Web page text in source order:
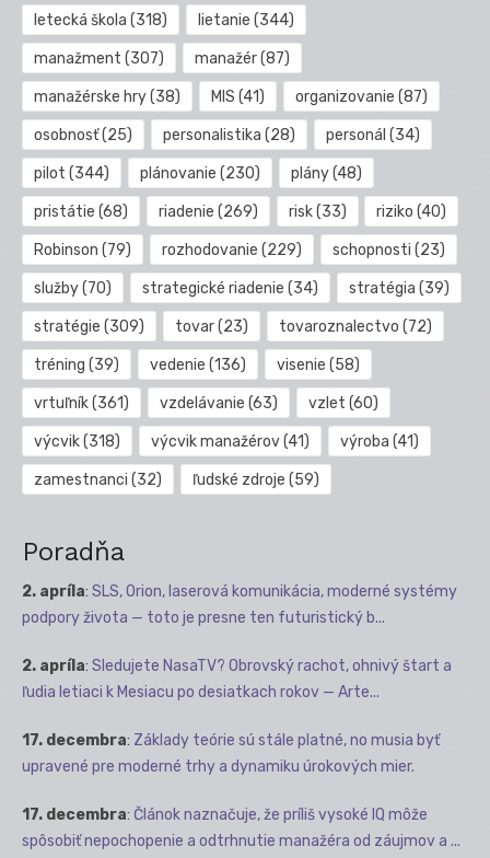
letecká škola (318) lietanie (344)
manažment (307) manažér(87)
manažérske hry(38) MIS (41) organizovanie (87)
osobnosť(25) personalistika (28) personál (34)
pilot (344) plánovanie (230) plány(48)
pristátie (68) riadenie (269) risk(33) riziko (40)
Robinson (79) rozhodovanie (229) schopnosti (23)
služby(70) strategické riadenie (34) stratégia (39)
stratégie (309) tovar(23) tovaroznalectvo (72)
tréning (39) vedenie (136) visenie (58)
vrtuľník(361) vzdelávanie (63) vzlet (60)
výcvik(318) výcvik manažérov(41) výroba (41)
zamestnanci (32) ľudské zdroje (59)
Poradňa
2. apríla: SLS, Orion, laserová komunikácia, moderné systémy
podpory života — toto je presne ten futuristický b...
2. apríla: Sledujete NasaTV? Obrovský rachot, ohnivý štart a
ľudia letiaci k Mesiacu po desiatkach rokov — Arte...
17. decembra: Základy teórie sú stále platné, no musia byť
upravené pre moderné trhy a dynamiku úrokových mier.
17. decembra: Článok naznačuje, že príliš vysoké IQ môže
spôsobiť nepochopenie a odtrhnutie manažéra od záujmov a ...